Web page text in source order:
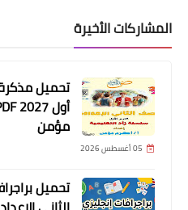
المشاركات الأخيرة
تحميل
مؤمن
05 أغسطس 2026
تحميل